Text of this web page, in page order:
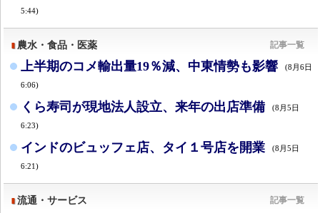
5:44)
農水・食品・医薬 記事一覧
上半期のコメ輸出量19％減、中東情勢も影響 (8月6日
6:06)
くら寿司が現地法人設立、来年の出店準備 (8月5日
6:23)
インドのビュッフェ店、タイ１号店を開業 (8月5日
6:21)
流通・サービス 記事一覧